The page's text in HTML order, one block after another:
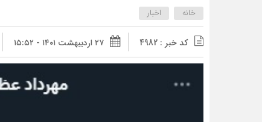
خانه اخبار
کد خبر : 4982 ۲۷ اردیبهشت ۱۴۰۱ - ۱۵:۵۲